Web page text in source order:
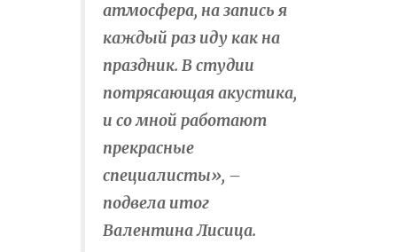
атмосфера, на запись я
каждый раз иду как на
праздник. В студии
потрясающая акустика,
и со мной работают
прекрасные
специалисты», –
подвела итог
Валентина Лисица.